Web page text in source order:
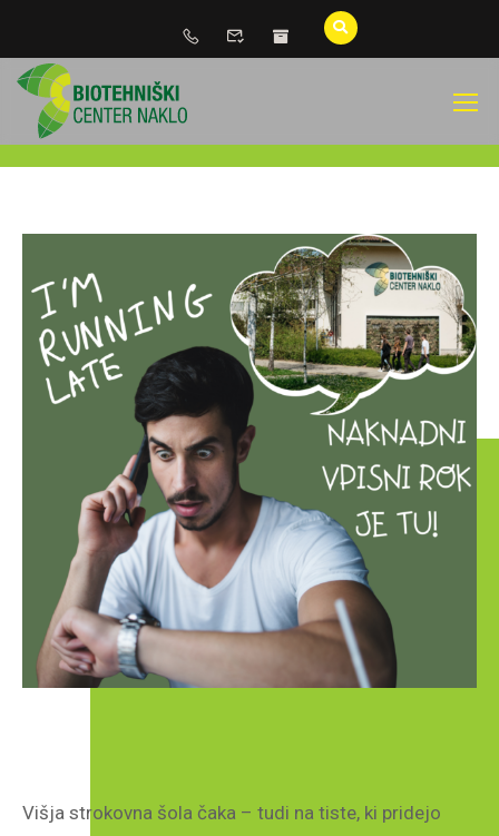
Višja strokovna šola čaka – tudi na tiste, ki pridejo